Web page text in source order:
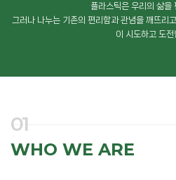
플라스틱은 우리의 삶을
그러나 나누는 기존의 편리함과 관념을 깨뜨리
이 시도하고 도전
01
WHO WE ARE